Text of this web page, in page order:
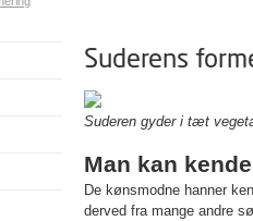
Suderens
Suderen gyder i tæt
Man kan
De kønsmodne hanner
derved fra mange andre